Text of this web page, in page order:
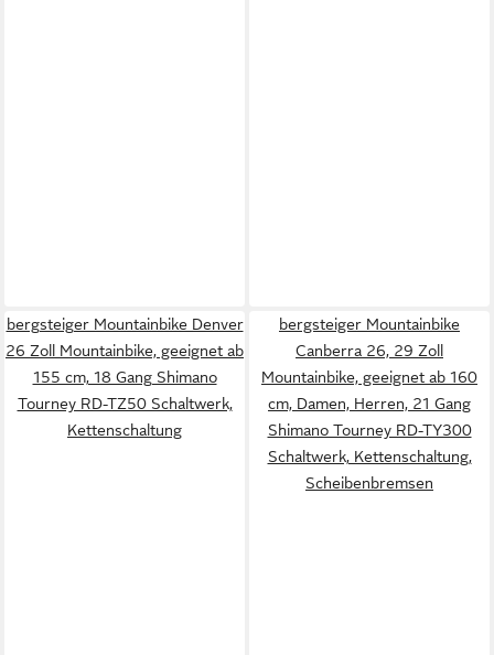
bergsteiger Mountainbike Denver
26 Zoll Mountainbike, geeignet ab
155 cm, 18 Gang Shimano
Tourney RD-TZ50 Schaltwerk,
Kettenschaltung
bergsteiger Mountainbike
Canberra 26, 29 Zoll
Mountainbike, geeignet ab 160
cm, Damen, Herren, 21 Gang
Shimano Tourney RD-TY300
Schaltwerk, Kettenschaltung,
Scheibenbremsen